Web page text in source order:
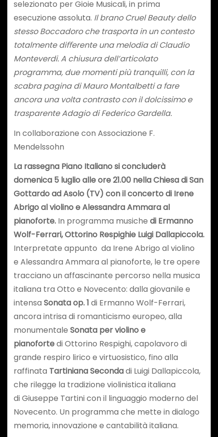
selezionato per Gioie Musicali, in prima
esecuzione assoluta. Il brano Cruel Beauty dello
stesso Boccadoro che trasporta in un contesto
totalmente diﬀerente una melodia di Claudio
Monteverdi. A chiusura dell’articolato
programma, due momenti più tranquilli, con la
scabra pagina di Mauro Montalbetti a fare
ancora una volta contrasto con il dolcissimo e
trasparente Adagio di Federico Gardella.
In collaborazione con Associazione F.
Mendelssohn
La rassegna Piano Italiano si concluderà
domenica 5 luglio alle ore 21.00 nella Chiesa di San
Gottardo ad Asolo (TV) con il concerto di Irene
Abrigoal violino e Alessandra Ammaraal
pianoforte. In programma musiche di Ermanno
Wolf-Ferrari,Ottorino Respighie Luigi Dallapiccola.
Interpretate appunto da Irene Abrigo al violino
e Alessandra Ammara al pianoforte, le tre opere
tracciano un affascinante percorso nella musica
italiana tra Otto e Novecento: dalla giovanile e
intensa Sonata op. 1 di Ermanno Wolf-Ferrari,
ancora intrisa di romanticismo europeo, alla
monumentale Sonata per violino e
pianofortedi Ottorino Respighi, capolavoro di
grande respiro lirico e virtuosistico, fino alla
raffinata Tartiniana Secondadi Luigi Dallapiccola,
che rilegge la tradizione violinistica italiana
di Giuseppe Tartini con il linguaggio moderno del
Novecento. Un programma che mette in dialogo
memoria, innovazione e cantabilità italiana.